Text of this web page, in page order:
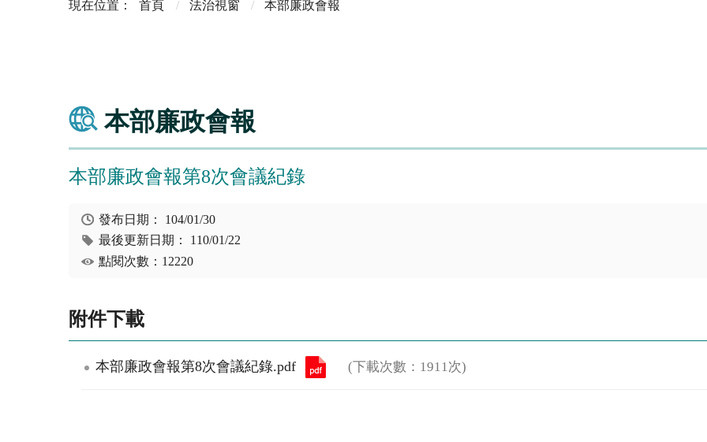
首頁
法治視窗 本部廉政會報
本部廉政會報
本部廉政會報第8次會議紀錄
發布日期： 104/01/30
最後更新日期： 110/01/22
點閱次數：12220
附件下載
本部廉政會報第8次會議紀錄.pdf (下載次數：1911次)